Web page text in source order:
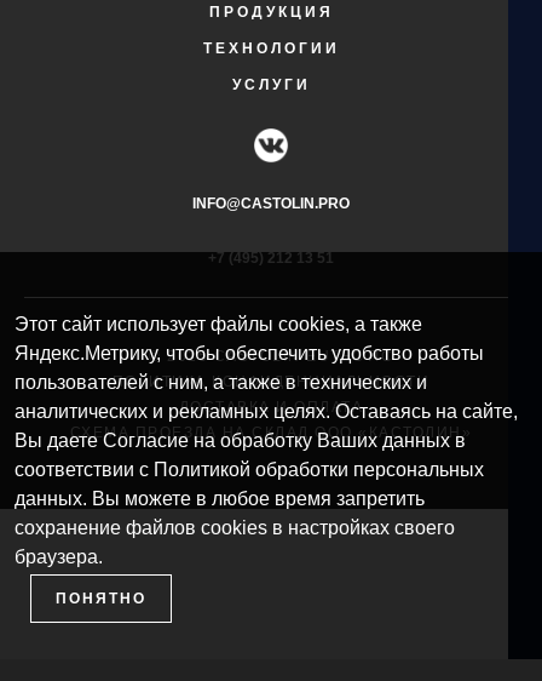
ПРОДУКЦИЯ
ТЕХНОЛОГИИ
УСЛУГИ
INFO@CASTOLIN.PRO
+7 (495) 212 13 51​
© 2025 CASTOLIN EUTECTIC
ПОЛИТИКА КОНФИДЕНЦИАЛЬНОСТИ
ДОСТАВКА И ОПЛАТА
СХЕМА ПРОЕЗДА НА СКЛАД ООО «КАСТОЛИН»
Этот сайт использует файлы cookies, а также
Яндекс.Метрику, чтобы обеспечить удобство работы
пользователей с ним, а также в технических и
аналитических и рекламных целях. Оставаясь на сайте,
Вы даете Согласие на обработку Ваших данных в
соответствии с Политикой обработки персональных
данных. Вы можете в любое время запретить
сохранение файлов cookies в настройках своего
браузера.
ПОНЯТНО